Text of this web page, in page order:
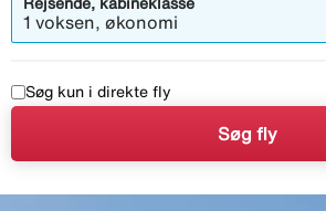
Rejsende, kabineklasse
1 voksen, økonomi
Søg kun i direkte fly
Søg fly